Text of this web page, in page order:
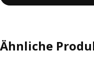
Ähnliche